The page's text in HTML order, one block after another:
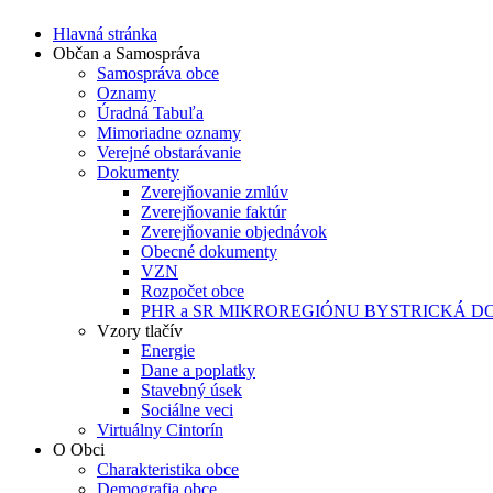
Hlavná stránka
Občan a Samospráva
Samospráva obce
Oznamy
Úradná Tabuľa
Mimoriadne oznamy
Verejné obstarávanie
Dokumenty
Zverejňovanie zmlúv
Zverejňovanie faktúr
Zverejňovanie objednávok
Obecné dokumenty
VZN
Rozpočet obce
PHR a SR MIKROREGIÓNU BYSTRICKÁ
Vzory tlačív
Energie
Dane a poplatky
Stavebný úsek
Sociálne veci
Virtuálny Cintorín
O Obci
Charakteristika obce
Demografia obce